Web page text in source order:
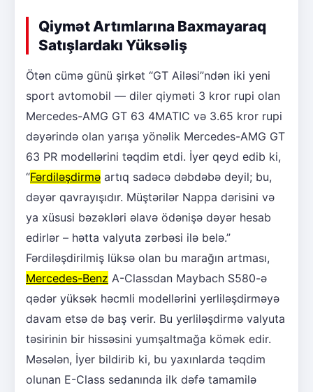
Qiymət Artımlarına Baxmayaraq
Satışlardakı Yüksəliş
Ötən cümə günü şirkət “GT Ailəsi”ndən iki yeni
sport avtomobil — diler qiyməti 3 kror rupi olan
Mercedes-AMG GT 63 4MATIC və 3.65 kror rupi
dəyərində olan yarışa yönəlik Mercedes-AMG GT
63 PR modellərini təqdim etdi. İyer qeyd edib ki,
“Fərdiləşdirmə artıq sadəcə dəbdəbə deyil; bu,
dəyər qavrayışıdır. Müştərilər Nappa dərisini və
ya xüsusi bəzəkləri əlavə ödənişə dəyər hesab
edirlər – hətta valyuta zərbəsi ilə belə.”
Fərdiləşdirilmiş lüksə olan bu marağın artması,
Mercedes-Benz A-Classdan Maybach S580-ə
qədər yüksək həcmli modellərini yerliləşdirməyə
davam etsə də baş verir. Bu yerliləşdirmə valyuta
təsirinin bir hissəsini yumşaltmağa kömək edir.
Məsələn, İyer bildirib ki, bu yaxınlarda təqdim
olunan E-Class sedanında ilk dəfə tamamilə